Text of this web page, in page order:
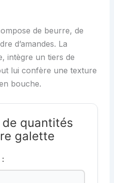
de beurre, de
d’amandes. La
intègre un tiers de
lui confère une texture
bouche.
quantités
galette
: